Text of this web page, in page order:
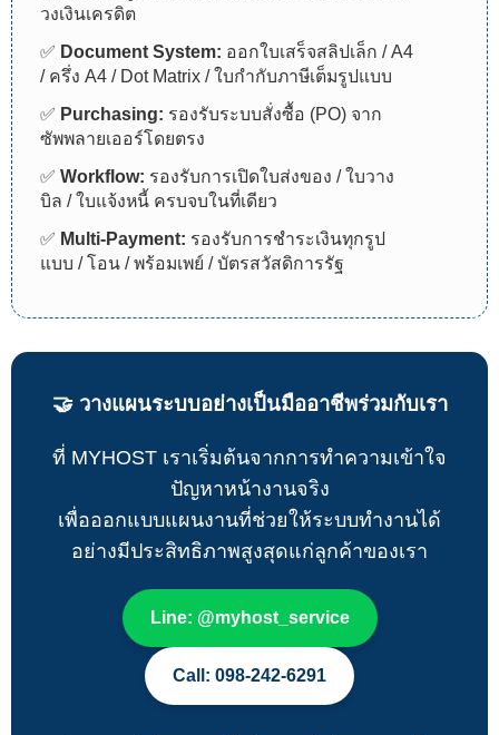
วงเงินเครดิต
✅ Document System: ออกใบเสร็จสลิปเล็ก / A4
/ ครึ่ง A4 / Dot Matrix / ใบกำกับภาษีเต็มรูปแบบ
✅ Purchasing: รองรับระบบสั่งซื้อ (PO) จาก
ซัพพลายเออร์โดยตรง
✅ Workflow: รองรับการเปิดใบส่งของ / ใบวาง
บิล / ใบแจ้งหนี้ ครบจบในที่เดียว
✅ Multi-Payment: รองรับการชำระเงินทุกรูป
แบบ / โอน / พร้อมเพย์ / บัตรสวัสดิการรัฐ
🤝 วางแผนระบบอย่างเป็นมืออาชีพร่วมกับเรา
ที่ MYHOST เราเริ่มต้นจากการทำความเข้าใจ
ปัญหาหน้างานจริง
เพื่อออกแบบแผนงานที่ช่วยให้ระบบทำงานได้
อย่างมีประสิทธิภาพสูงสุดแก่ลูกค้าของเรา
Line: @myhost_service
Call: 098-242-6291